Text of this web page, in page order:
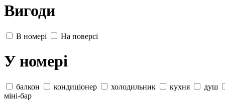
Вигоди
В номері На поверсі
У номері
балкон кондиціонер холодильник кухня
душ
міні-бар